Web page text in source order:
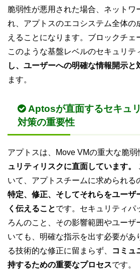
脆弱性が悪用された場合、ネットワ
れ、アプトスのエコシステム全体の
えることになります。ブロックチェ
このような基盤レベルのセキュリテ
し、ユーザーへの明確な情報開示と
ます。
Aptosが直面するセキュ
対策の重要性
アプトスは、Move VMの重大な脆弱
ュリティリスクに直面しています。
いて、アプトスチームに求められる
特定、修正、そしてそれらをユーザ
く伝えることです。セキュリティパ
ろんのこと、その影響範囲やユーザ
いても、明確な指示を出す必要があ
る技術的な修正に留まらず、
コミュ
持するための重要なプロセスです。